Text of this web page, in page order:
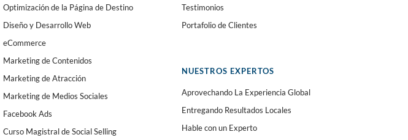
Optimización de la Página de Destino
Diseño y Desarrollo Web
eCommerce
Marketing de Contenidos
Marketing de Atracción
Marketing de Medios Sociales
Facebook Ads
Curso Magistral de Social Selling
Testimonios
Portafolio de Clientes
NUESTROS EXPERTOS
Aprovechando La Experiencia Global
Entregando Resultados Locales
Hable con un Experto